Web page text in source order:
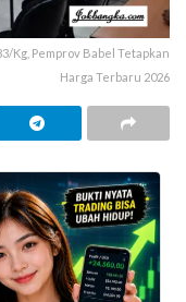
Kg, Pemprov Babel Tetapkan
Harga Terbaru 2026